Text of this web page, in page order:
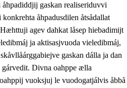
gaskan realiseriduvvi
åhpadusdilen åtsådallat
agev dahkat låsep hiebadimijt
ja aktisasjvuoda vieledibmáj,
gaskan dálla ja dan
Divna oahppe ælla
vuoksjuj le vuodogatjálvis åbbå